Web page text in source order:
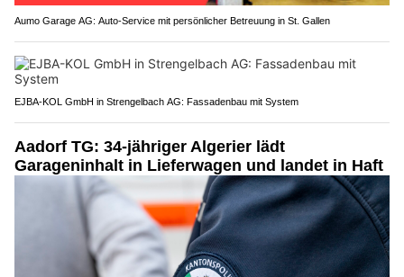
Aumo Garage AG: Auto-Service mit persönlicher Betreuung in St. Gallen
EJBA-KOL GmbH in Strengelbach AG: Fassadenbau mit System
Aadorf TG: 34-jähriger Algerier lädt
Garageninhalt in Lieferwagen und landet in Haft